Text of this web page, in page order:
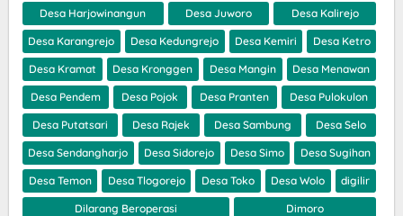
Desa Harjowinangun Desa Juworo Desa Kalirejo
Desa Karangrejo Desa Kedungrejo Desa Kemiri Desa Ketro
Desa Kramat Desa Kronggen Desa Mangin Desa Menawan
Desa Pendem Desa Pojok Desa Pranten Desa Pulokulon
Desa Putatsari Desa Rajek Desa Sambung Desa Selo
Desa Sendangharjo Desa Sidorejo Desa Simo Desa Sugihan
Desa Temon Desa Tlogorejo Desa Toko Desa Wolo digilir
Dilarang Beroperasi Dimoro